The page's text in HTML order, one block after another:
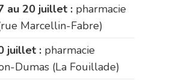
au 20 juillet : pharmacie
Marcellin-Fabre)
juillet : pharmacie
Dumas (La Fouillade)